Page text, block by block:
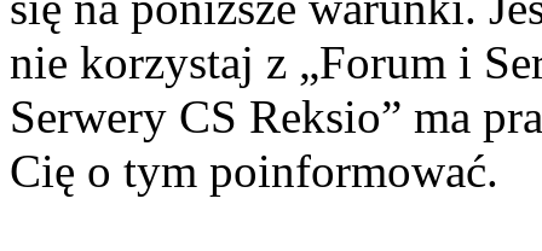
nie korzystaj z „Forum i
Serwery CS Reksio” ma
Cię o tym poinformować.